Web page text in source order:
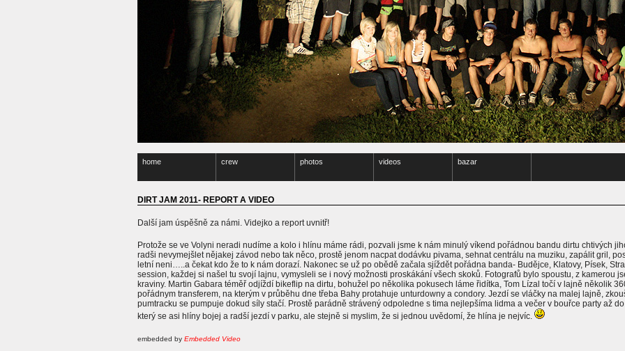
home crew photos videos bazar
DIRT JAM 2011- REPORT A VIDEO
Další jam úspěšně za námi. Videjko a report uvnitř!
Protože se ve Volyni neradi nudíme a kolo i hlínu máme rádi, pozvali jsme k nám minulý víkend pořádnou bandu dirtu chtivých
radši nevymejšlet nějakej závod nebo tak něco, prostě jenom nacpat dodávku pivama, sehnat centrálu na muziku, zapálit gril,
letní neni…..a čekat kdo že to k nám dorazí. Nakonec se už po obědě začala sjíždět pořádna banda- Budějce, Klatovy, Písek,
session, každej si našel tu svojí lajnu, vymysleli se i nový možnosti proskákání všech skoků. Fotografů bylo spoustu, z kamerou
kraviny. Martin Gabara téměř odjíždí bikeflip na dirtu, bohužel po několika pokusech láme řidítka, Tom Lízal točí v lajně několik
pořádnym transferem, na kterým v průběhu dne třeba Bahy protahuje unturdowny a condory. Jezdí se vláčky na malej lajně,
pumtracku se pumpuje dokud síly stačí. Prostě parádně strávený odpoledne s tima nejlepšíma lidma a večer v bouřce party až
který se asi hlíny bojej a radší jezdí v parku, ale stejně si myslim, že si jednou uvědomí, že hlína je nejvíc.
embedded by Embedded Video